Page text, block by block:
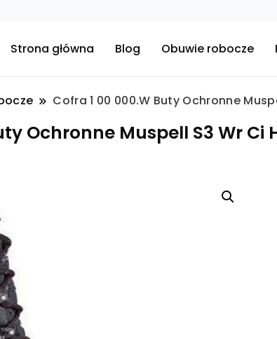
Strona główna Blog Obuwie robocze
Cofra 1 00 000.W Buty Ochronne
Ochronne Muspell S3 Wr Ci